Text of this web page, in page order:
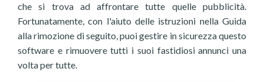
che si trova ad affrontare tutte quelle pubblicità.
Fortunatamente, con l'aiuto delle istruzioni nella Guida
alla rimozione di seguito, puoi gestire in sicurezza questo
software e rimuovere tutti i suoi fastidiosi annunci una
volta per tutte.